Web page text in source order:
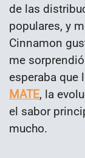
de las
populares, y
Cinnamon
me
esperaba que
MATE, la
el sabor
mucho.